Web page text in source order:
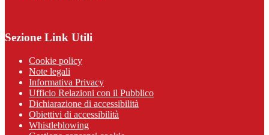
Sezione Link Utili
Cookie policy
Note legali
Informativa Privacy
Ufficio Relazioni con il Pubblico
Dichiarazione di accessibilità
Obiettivi di accessibilità
Whistleblowing